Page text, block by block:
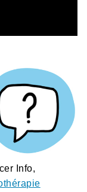
Info,